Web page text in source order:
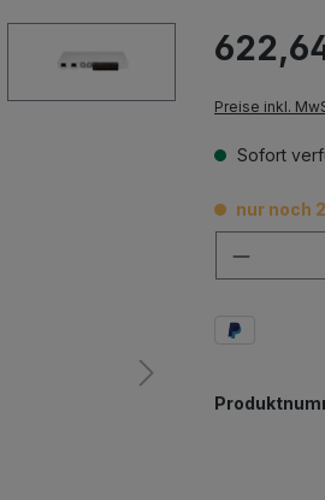
Preise inkl.
Sofort
nur noch